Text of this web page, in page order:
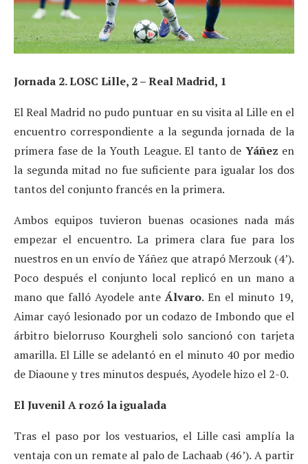
Jornada 2. LOSC Lille, 2 – Real Madrid, 1
El Real Madrid no pudo puntuar en su visita al Lille en el
encuentro correspondiente a la segunda jornada de la
primera fase de la Youth League. El tanto de Yáñez en
la segunda mitad no fue suficiente para igualar los dos
tantos del conjunto francés en la primera.
Ambos equipos tuvieron buenas ocasiones nada más
empezar el encuentro. La primera clara fue para los
nuestros en un envío de Yáñez que atrapó Merzouk (4’).
Poco después el conjunto local replicó en un mano a
mano que falló Ayodele anteÁlvaro. En el minuto 19,
Aimar cayó lesionado por un codazo de Imbondo que el
árbitro bielorruso Kourgheli solo sancionó con tarjeta
amarilla. El Lille se adelantó en el minuto 40 por medio
de Diaoune y tres minutos después, Ayodele hizo el 2-0.
El Juvenil A rozó la igualada
Tras el paso por los vestuarios, el Lille casi amplía la
ventaja con un remate al palo de Lachaab (46’). A partir